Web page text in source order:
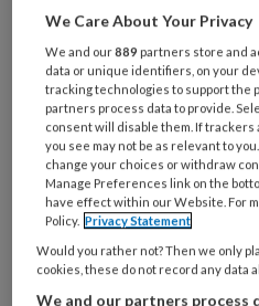
school af te maken. Het
geen motivatie meer
heeft wel een idee hoe
was ik ook best een
maar ik moest naar
dag een beetje
school steeds leuker. Ik
docenten en maakte
corona kwam, kon ik
introverte zelf groeide
We Care About Your Privacy
We and our889 partners store and
data or unique identifiers, on your
tracking technologies to support the
partners process data to provide.
consent will disable them. If trackers
you see may not be as relevant to
change your choices or withdraw
Manage Preferences link on the
have effect within our Website. For
Policy. Privacy Statement
Would you rather not? Then we only
cookies, these do not record any data
We and our partners process